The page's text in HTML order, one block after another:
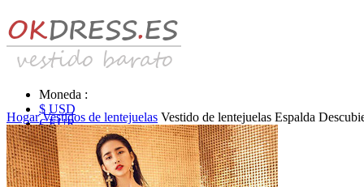
Moneda :
$ USD
€ EUR
£ GBP
₣ CHF
$ CAD
Hogar Vestidos de lentejuelas Vestido de lentejuelas Espalda